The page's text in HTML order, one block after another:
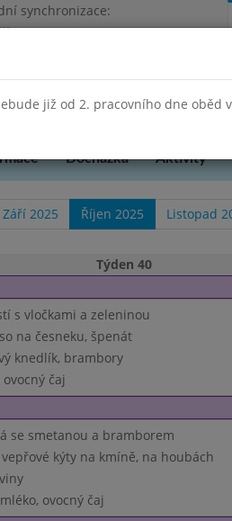
synchronizace:
27.7.2026 13:26
objednávek
Docházka Aktivity
Září 2025 Říjen 2025 Listopad
Týden 40
s vločkami a zeleninou
na česneku, špenát
knedlík, brambory
čaj
se smetanou a bramborem
kýty na kmíně, na houbách
ovocný čaj
již od 2. pracovního dne oběd